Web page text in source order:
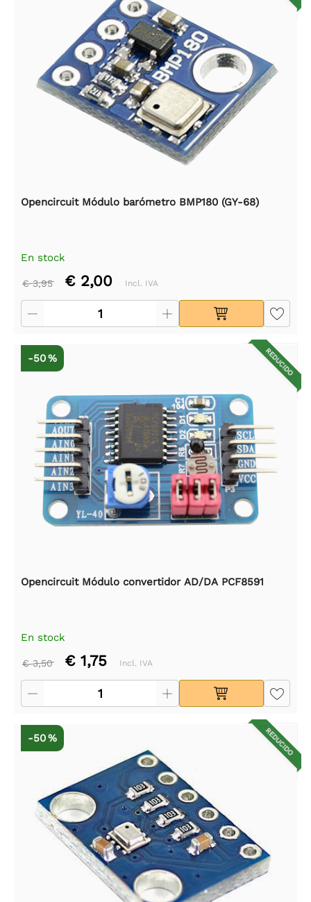
Opencircuit Módulo barómetro BMP180 (GY-68)
En stock
€ 3,95 € 2,00 Incl. IVA
REDUCIDO
-50 %
Opencircuit Módulo convertidor AD/DA PCF8591
En stock
€ 3,50 € 1,75 Incl. IVA
REDUCIDO
-50 %